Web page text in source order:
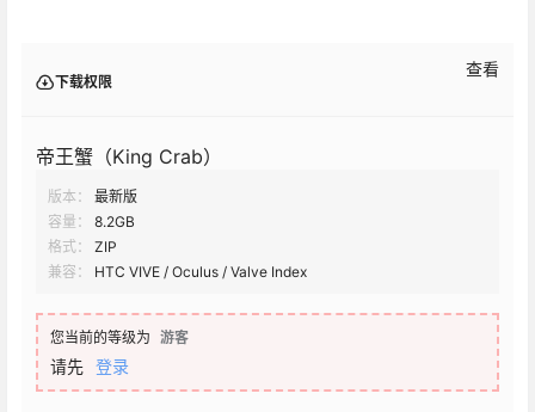
下载权限
查看
帝王蟹（King Crab）
版本：
最新版
容量：
8.2GB
格式：
ZIP
兼容：
HTC VIVE / Oculus / Valve Index
您当前的等级为 游客
请先 登录